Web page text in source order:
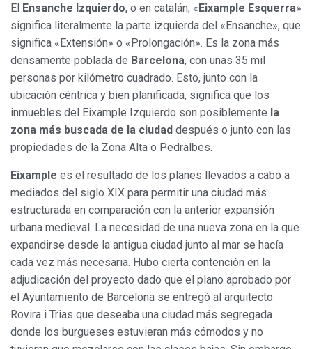
El Ensanche Izquierdo, o en catalán, «Eixample Esquerra»
significa literalmente la parte izquierda del «Ensanche», que
significa «Extensión» o «Prolongación». Es la zona más
densamente poblada de Barcelona, con unas 35 mil
personas por kilómetro cuadrado. Esto, junto con la
ubicación céntrica y bien planificada, significa que los
inmuebles del Eixample Izquierdo son posiblemente la
zona más buscada de la ciudad después o junto con las
propiedades de la Zona Alta o Pedralbes.
Eixample es el resultado de los planes llevados a cabo a
mediados del siglo XIX para permitir una ciudad más
estructurada en comparación con la anterior expansión
urbana medieval. La necesidad de una nueva zona en la que
expandirse desde la antigua ciudad junto al mar se hacía
cada vez más necesaria. Hubo cierta contención en la
adjudicación del proyecto dado que el plano aprobado por
el Ayuntamiento de Barcelona se entregó al arquitecto
Rovira i Trias que deseaba una ciudad más segregada
donde los burgueses estuvieran más cómodos y no